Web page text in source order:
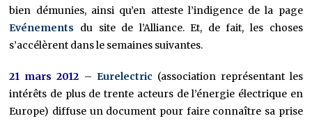
bien démunies, ainsi qu’en atteste l’indigence de la page
Evénements du site de l’Alliance. Et, de fait, les choses
s’accélèrent dans le semaines suivantes.
21 mars 2012 – Eurelectric (association représentant les
intérêts de plus de trente acteurs de l’énergie électrique en
Europe) diffuse un document pour faire connaître sa prise